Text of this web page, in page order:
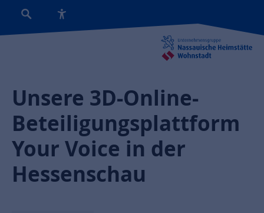
Unsere 3D-Online-
Beteiligungsplattform
Your Voice in der
Hessenschau